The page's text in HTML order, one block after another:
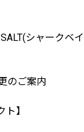
シャークベイ
のご案内
】